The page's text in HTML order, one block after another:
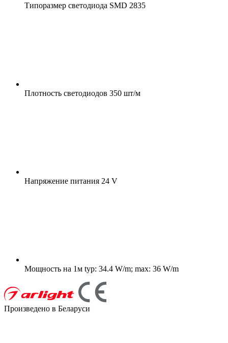
Типоразмер светодиода SMD 2835
Плотность светодиодов 350 шт/м
Напряжение питания 24 V
Мощность на 1м typ: 34.4 W/m; max: 36 W/m
Произведено в Беларуси